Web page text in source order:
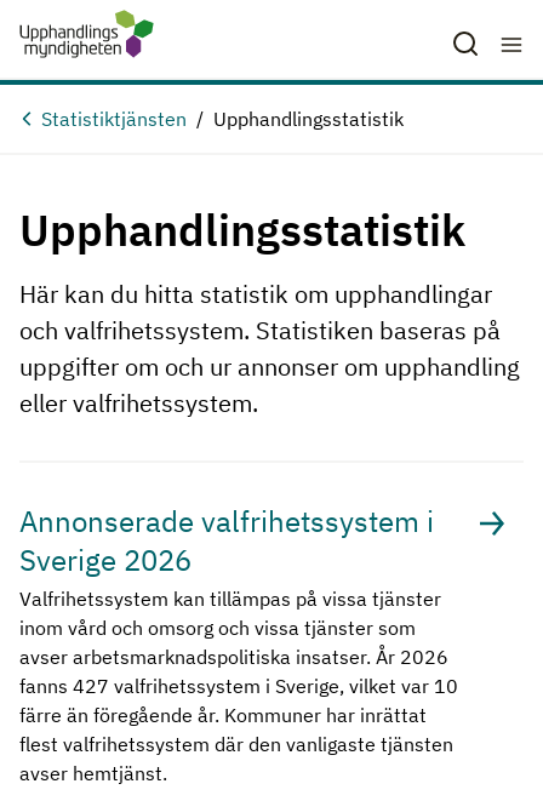
Hoppa till huvudinnehåll
Statistiktjänsten Upphandlingsstatistik
Upphandlingsstatistik
Här kan du hitta statistik om upphandlingar
och valfrihetssystem. Statistiken baseras på
uppgifter om och ur annonser om upphandling
eller valfrihetssystem.
Annonserade valfrihetssystem i
Sverige 2026
Valfrihetssystem kan tillämpas på vissa tjänster
inom vård och omsorg och vissa tjänster som
avser arbetsmarknadspolitiska insatser. År 2026
fanns 427 valfrihetssystem i Sverige, vilket var 10
färre än föregående år. Kommuner har inrättat
flest valfrihetssystem där den vanligaste tjänsten
avser hemtjänst.